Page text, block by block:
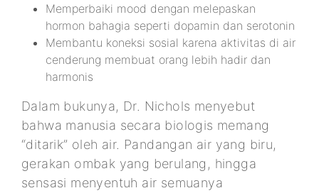
Memperbaiki mood dengan melepaskan
hormon bahagia seperti dopamin dan serotonin
Membantu koneksi sosial karena aktivitas di air
cenderung membuat orang lebih hadir dan
harmonis
Dalam bukunya, Dr. Nichols menyebut
bahwa manusia secara biologis memang
“ditarik” oleh air. Pandangan air yang biru,
gerakan ombak yang berulang, hingga
sensasi menyentuh air semuanya